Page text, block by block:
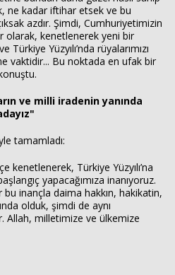
ne kadar iftihar etsek ve bu
azdır. Şimdi, Cumhuriyetimizin
olarak, kenetlenerek yeni bir
Yüzyılı’nda rüyalarımızı
vaktidir... Bu noktada en ufak bir
ve milli iradenin yanında
tamamladı:
kenetlenerek, Türkiye Yüzyılı’na
yapacağımıza inanıyoruz.
bu inançla daima hakkın, hakikatin,
olduk, şimdi de aynı
Allah, milletimize ve ülkemize